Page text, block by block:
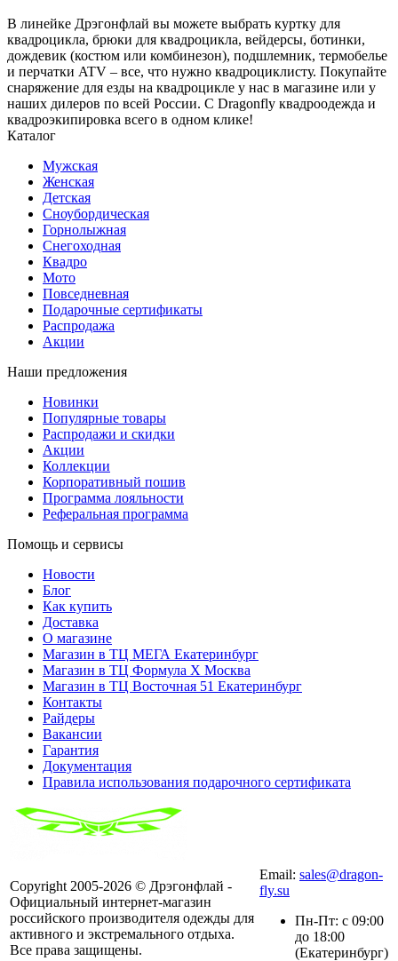
В линейке Дрэгонфлай вы можете выбрать куртку для
квадроцикла, брюки для квадроцикла, вейдерсы, ботинки,
дождевик (костюм или комбинезон), подшлемник, термобелье
и перчатки ATV – все, что нужно квадроциклисту. Покупайте
снаряжение для езды на квадроцикле у нас в магазине или у
наших дилеров по всей России. С Dragonfly квадроодежда и
квадроэкипировка всего в одном клике!
Каталог
Мужская
Женская
Детская
Сноубордическая
Горнолыжная
Снегоходная
Квадро
Мото
Повседневная
Подарочные сертификаты
Распродажа
Акции
Наши предложения
Новинки
Популярные товары
Распродажи и скидки
Акции
Коллекции
Корпоративный пошив
Программа лояльности
Реферальная программа
Помощь и сервисы
Новости
Блог
Как купить
Доставка
О магазине
Магазин в ТЦ МЕГА Екатеринбург
Магазин в ТЦ Формула X Москва
Магазин в ТЦ Восточная 51 Екатеринбург
Контакты
Райдеры
Вакансии
Гарантия
Документация
Правила использования подарочного сертификата
Copyright 2005-2026 © Дрэгонфлай -
Официальный интернет-магазин
российского производителя одежды для
активного и экстремального отдыха.
Все права защищены.
Email: sales@dragon-
fly.su
Пн-Пт: с 09:00
до 18:00
(Екатеринбург)